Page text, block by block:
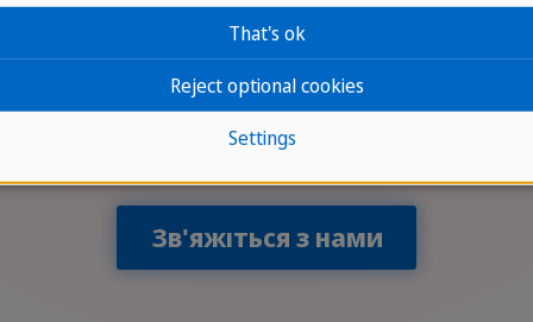
вас є питання чи потрібна
Зв'яжіться з нами
Settings
Reject optional cookies
That's ok